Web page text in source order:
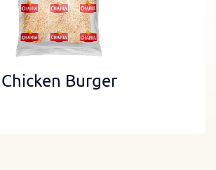
Chicken Burger